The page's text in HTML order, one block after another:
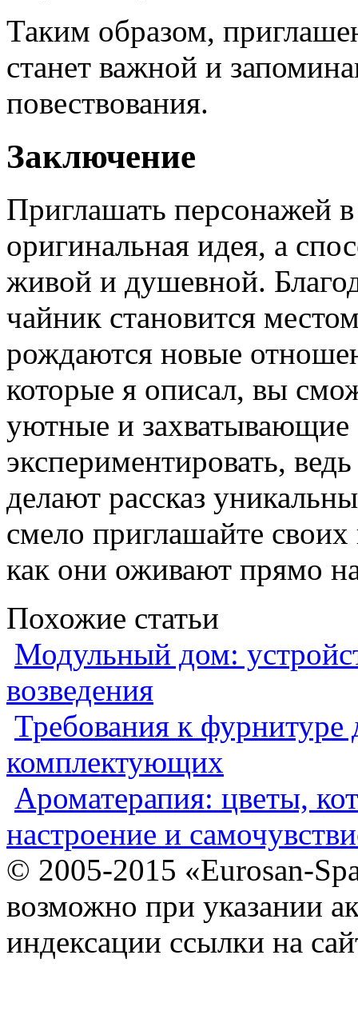
Таким образом,
станет важной и
повествования.
Заключение
Приглашать персонажей
оригинальная идея, а
живой и душевной.
чайник становится
рождаются новые
которые я описал, вы
уютные и захватывающие
экспериментировать,
делают рассказ
смело приглашайте
как они оживают прямо
Похожие статьи
Модульный дом:
возведения
Требования к фурнитуре
комплектующих
Ароматерапия: цветы,
настроение и
© 2005-2015 «Eurosan-
возможно при указании
индексации ссылки на